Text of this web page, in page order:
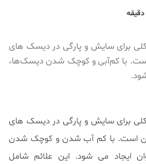
برای سایش و پارگی در دیسک های
است. با کم‌آبی و کوچک شدن دیسک‌ها،
برای سایش و پارگی در دیسک های
سن است. با کم آب شدن و کوچک شدن
ایجاد می شود. این علائم شامل